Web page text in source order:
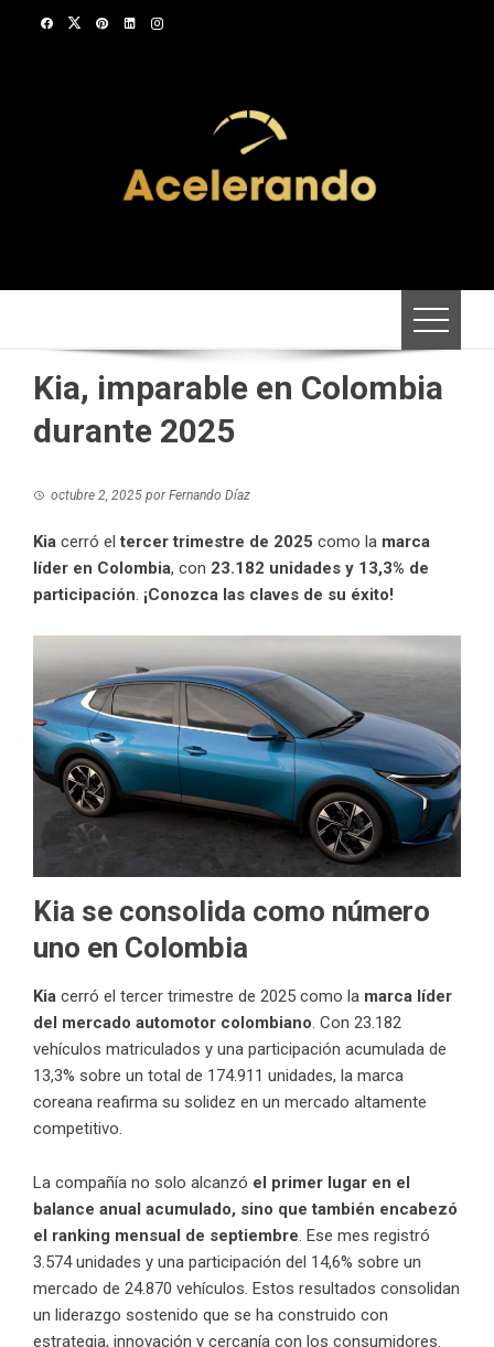
Kia, imparable en Colombia
durante 2025
octubre 2, 2025 porFernando Díaz
Kia cerró eltercer trimestre de 2025 como la marca
líder en Colombia, con 23.182 unidades y 13,3% de
participación. ¡Conozca las claves de su éxito!
Kia se consolida como número
uno en Colombia
Kia cerró el tercer trimestre de 2025 como la marca líder
del mercado automotor colombiano . Con 23.182
vehículos matriculados y una participación acumulada de
13,3% sobre un total de 174.911 unidades, la marca
coreana reafirma su solidez en un mercado altamente
competitivo.
La compañía no solo alcanzó el primer lugar en el
balance anual acumulado, sino que también encabezó
el ranking mensual de septiembre . Ese mes registró
3.574 unidades y una participación del 14,6% sobre un
mercado de 24.870 vehículos. Estos resultados consolidan
un liderazgo sostenido que se ha construido con
estrategia, innovación y cercanía con los consumidores.